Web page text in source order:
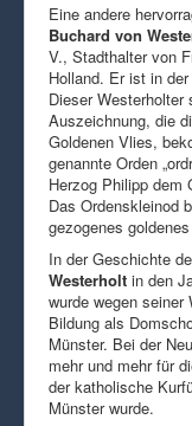
Eine andere
Buchard von
V., Stadthalter von
Holland. Er ist in der
Dieser
Auszeichnung, die
Goldenen Vlies,
genannte Orden
Herzog Philipp dem
Das Ordenskleinod
gezogenes
In der Geschichte
Westerholt in den
wurde wegen
Bildung als
Münster. Bei der
mehr und mehr für
der katholische
Münster wurde.